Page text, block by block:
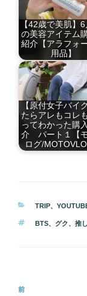
【42歳で美肌】
の美容アイテム
紹介【アラフォ
用品】
【原付女子バイ
たらアレもコレ
ってわかった購
介 パート１【
ログ/
カ
ゴ
ー
TRIP、
タ
BTS、 グク、 推
投
前
前